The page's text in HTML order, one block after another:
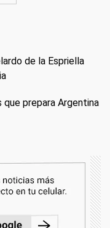
de la Espriella
prepara Argentina